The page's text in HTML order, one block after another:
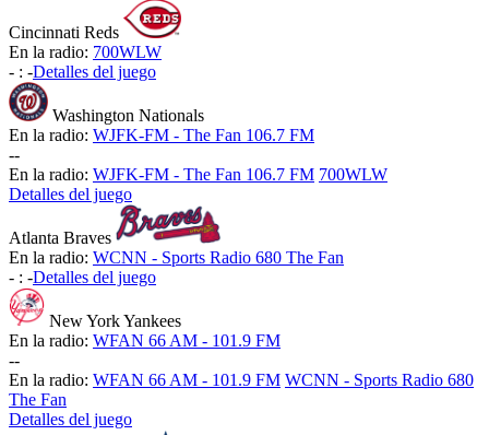
Cincinnati Reds
En la radio: 700WLW
- : -Detalles del juego
Washington Nationals
En la radio: WJFK-FM - The Fan 106.7 FM
--
En la radio: WJFK-FM - The Fan 106.7 FM 700WLW
Detalles del juego
Atlanta Braves
En la radio: WCNN - Sports Radio 680 The Fan
- : -Detalles del juego
New York Yankees
En la radio: WFAN 66 AM - 101.9 FM
--
En la radio: WFAN 66 AM - 101.9 FM WCNN - Sports Radio 680
The Fan
Detalles del juego